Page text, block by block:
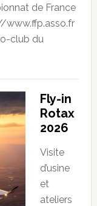
de France
www.ffp.asso.fr
club du
Fly-in
Rotax
2026
Visite
d’usine
et
ateliers